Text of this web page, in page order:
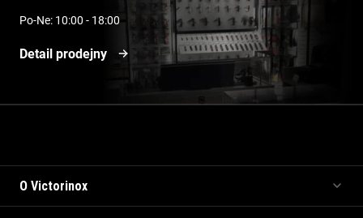
Po-Ne: 10:00 - 18:00
Detail prodejny
O Victorinox